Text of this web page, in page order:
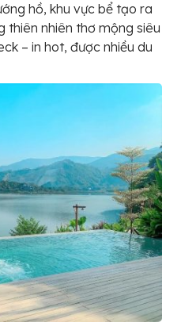
hồ, khu vực bể tạo ra
thiên nhiên thơ mộng siêu
– in hot, được nhiều du